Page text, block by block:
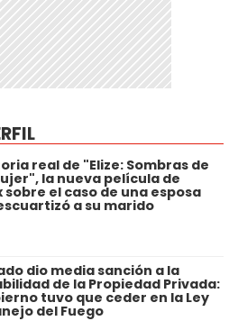
real de "Elize: Sombras de
la nueva película de
sobre el caso de una esposa
a su marido
dio media sanción a la
de la Propiedad Privada:
tuvo que ceder en la Ley
del Fuego